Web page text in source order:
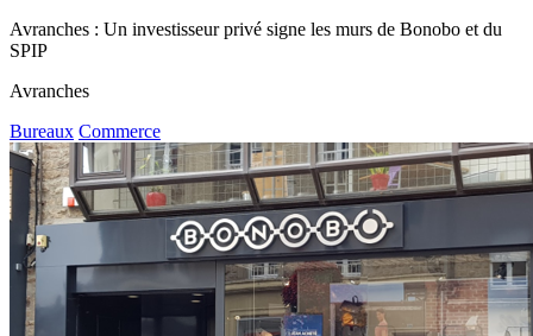
Avranches : Un investisseur privé signe les murs de Bonobo et du
SPIP
Avranches
Bureaux Commerce